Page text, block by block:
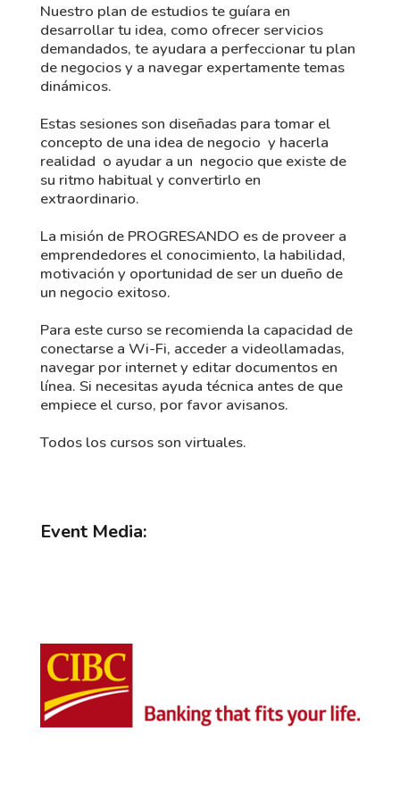
Nuestro plan de estudios te guíara en
desarrollar tu idea, como ofrecer servicios
demandados, te ayudara a perfeccionar tu plan
de negocios y a navegar expertamente temas
dinámicos.
Estas sesiones son diseñadas para tomar el
concepto de una idea de negocio y hacerla
realidad o ayudar a un negocio que existe de
su ritmo habitual y convertirlo en
extraordinario.
La misión de PROGRESANDO es de proveer a
emprendedores el conocimiento, la habilidad,
motivación y oportunidad de ser un dueño de
un negocio exitoso.
Para este curso se recomienda la capacidad de
conectarse a Wi-Fi, acceder a videollamadas,
navegar por internet y editar documentos en
línea. Si necesitas ayuda técnica antes de que
empiece el curso, por favor avisanos.
Todos los cursos son virtuales.
Event Media: